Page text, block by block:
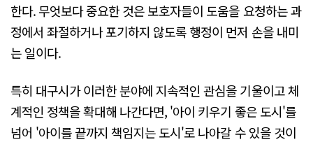
한다. 무엇보다 중요한 것은 보호자들이 도움을 요청하는 과
정에서 좌절하거나 포기하지 않도록 행정이 먼저 손을 내미
는 일이다.
특히 대구시가 이러한 분야에 지속적인 관심을 기울이고 체
계적인 정책을 확대해 나간다면, '아이 키우기 좋은 도시'를
넘어 '아이를 끝까지 책임지는 도시'로 나아갈 수 있을 것이